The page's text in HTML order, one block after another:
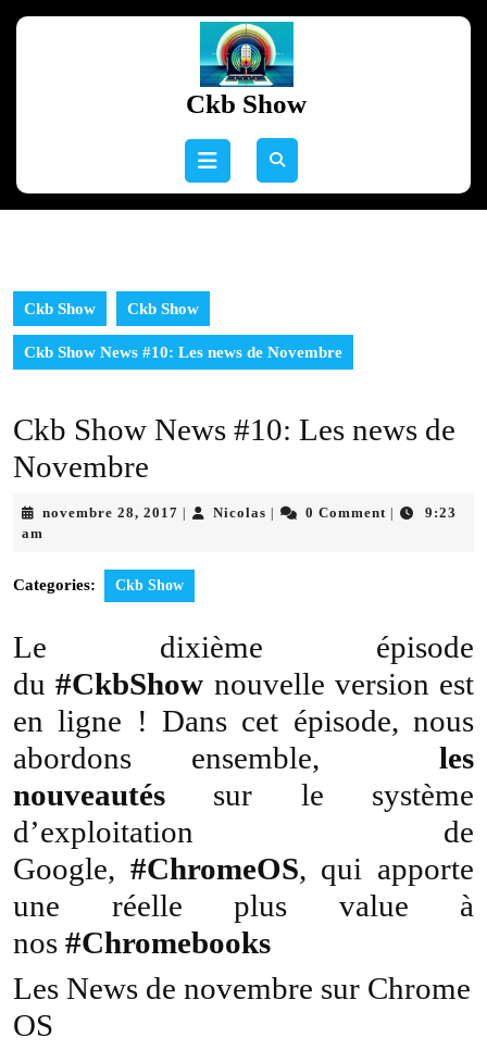
Ckb Show
Open
Ckb Show Ckb Show
Ckb Show News #10: Les news de Novembre
Ckb Show News #10: Les news de
Novembre
novembre 28, 2017 novembre
Nicolas Nicolas0 Comment
9:23
am
Categories: Ckb Show
Le dixième épisode
du#CkbShow nouvelle version est
en ligne ! Dans cet épisode, nous
abordons ensemble, les
nouveautés sur le système
d’exploitation de
Google, #ChromeOS, qui apporte
une réelle plus value à
nos #Chromebooks
Les News de novembre sur Chrome
OS